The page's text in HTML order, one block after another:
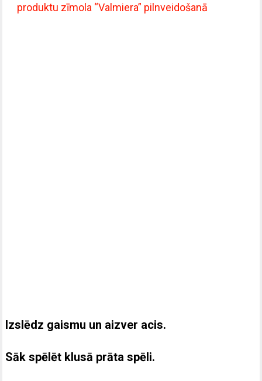
produktu zīmola “Valmiera” pilnveidošanā
Izslēdz gaismu un aizver acis.
Sāk spēlēt klusā prāta spēli.